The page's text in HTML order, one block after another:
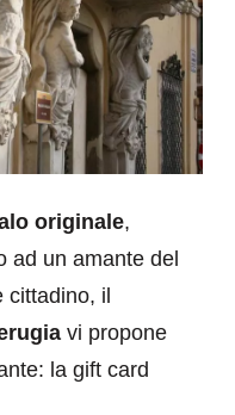
originale,
ad un amante del
il
vi propone
la gift card